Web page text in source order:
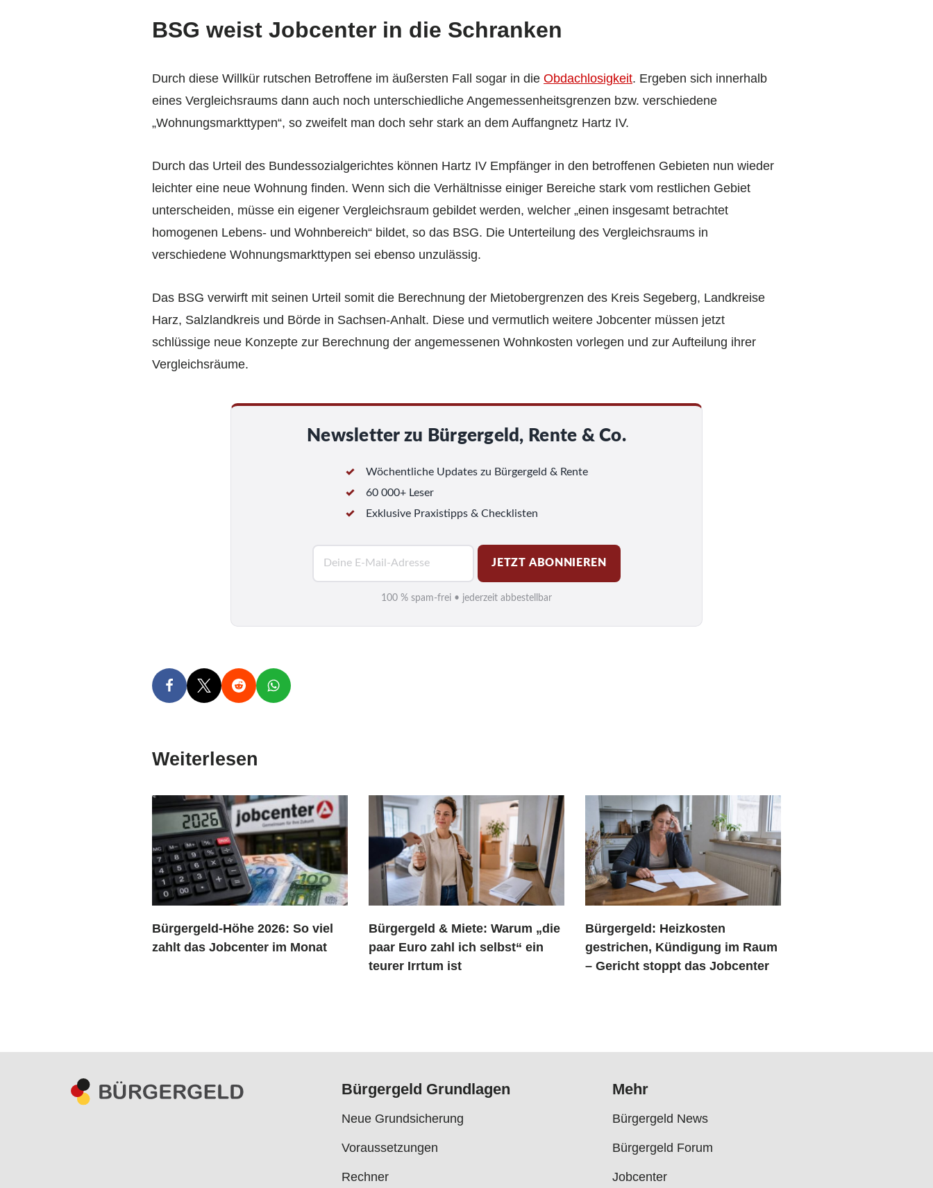
BSG weist Jobcenter in die Schranken
Durch diese Willkür rutschen Betroffene im äußersten Fall sogar in die Obdachlosigkeit. Ergeben sich innerhalb
eines Vergleichsraums dann auch noch unterschiedliche Angemessenheitsgrenzen bzw. verschiedene
„Wohnungsmarkttypen“, so zweifelt man doch sehr stark an dem Auffangnetz Hartz IV.
Durch das Urteil des Bundessozialgerichtes können Hartz IV Empfänger in den betroffenen Gebieten nun wieder
leichter eine neue Wohnung finden. Wenn sich die Verhältnisse einiger Bereiche stark vom restlichen Gebiet
unterscheiden, müsse ein eigener Vergleichsraum gebildet werden, welcher „einen insgesamt betrachtet
homogenen Lebens- und Wohnbereich“ bildet, so das BSG. Die Unterteilung des Vergleichsraums in
verschiedene Wohnungsmarkttypen sei ebenso unzulässig.
Das BSG verwirft mit seinen Urteil somit die Berechnung der Mietobergrenzen des Kreis Segeberg, Landkreise
Harz, Salzlandkreis und Börde in Sachsen-Anhalt. Diese und vermutlich weitere Jobcenter müssen jetzt
schlüssige neue Konzepte zur Berechnung der angemessenen Wohnkosten vorlegen und zur Aufteilung ihrer
Vergleichsräume.
Newsletter zu Bürgergeld, Rente & Co.
Wöchentliche Updates zu Bürgergeld & Rente
60 000+ Leser
Exklusive Praxistipps & Checklisten
i
JETZT ABONNIEREN
100 % spam-frei • jederzeit abbestellbar
Weiterlesen
Bürgergeld-Höhe 2026: So viel
zahlt das Jobcenter im Monat
Bürgergeld & Miete: Warum „die
paar Euro zahl ich selbst“ ein
teurer Irrtum ist
Bürgergeld: Heizkosten
gestrichen, Kündigung im Raum
– Gericht stoppt das Jobcenter
Bürgergeld Grundlagen
Neue Grundsicherung
Voraussetzungen
Rechner
Mehr
Bürgergeld News
Bürgergeld Forum
Jobcenter